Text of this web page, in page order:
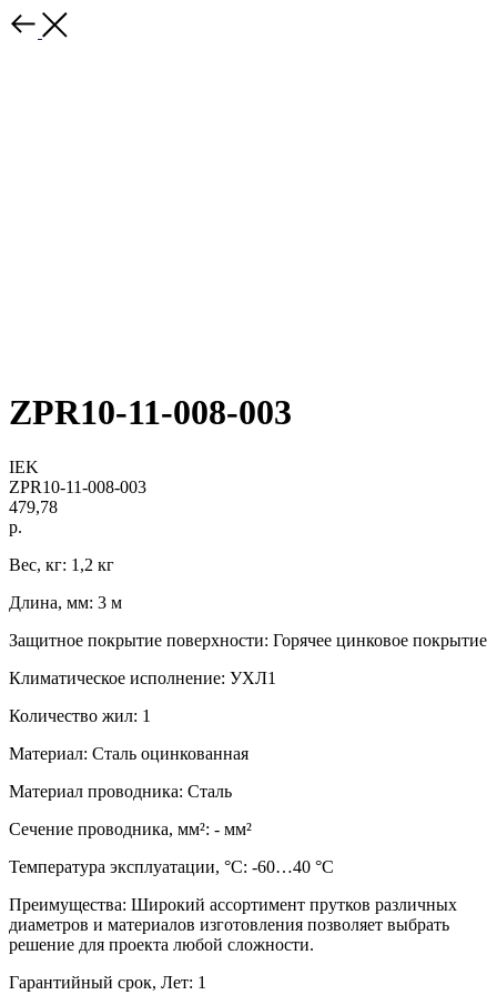
ZPR10-11-008-003
IEK
ZPR10-11-008-003
479,78
р.
Вес, кг: 1,2 кг
Длина, мм: 3 м
Защитное покрытие поверхности: Горячее цинковое покрытие
Климатическое исполнение: УХЛ1
Количество жил: 1
Материал: Сталь оцинкованная
Материал проводника: Сталь
Сечение проводника, мм²: - мм²
Температура эксплуатации, °C: -60…40 °C
Преимущества: Широкий ассортимент прутков различных
диаметров и материалов изготовления позволяет выбрать
решение для проекта любой сложности.
Гарантийный срок, Лет: 1